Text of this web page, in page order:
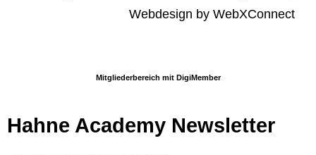
Webdesign by WebXConnect
Mitgliederbereich mit DigiMember
Hahne Academy Newsletter